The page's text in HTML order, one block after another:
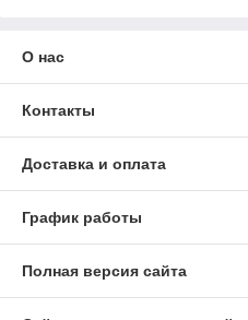
О нас
Контакты
Доставка и оплата
График работы
Полная версия сайта